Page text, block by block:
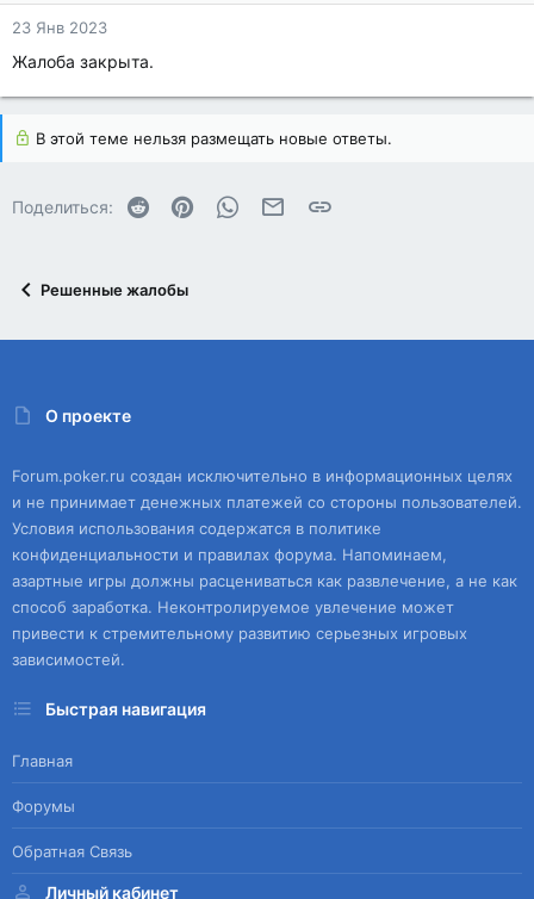
23 Янв 2023
Жалоба закрыта.
В этой теме нельзя размещать новые ответы.
Поделиться: Reddit PinterestWhatsAppЭлектронная почта
Ссылка
Решенные жалобы
О проекте
Forum.poker.ru создан исключительно в информационных целях
и не принимает денежных платежей со стороны пользователей.
Условия использования содержатся в политике
конфиденциальности и правилах форума. Напоминаем,
азартные игры должны расцениваться как развлечение, а не как
способ заработка. Неконтролируемое увлечение может
привести к стремительному развитию серьезных игровых
зависимостей.
Быстрая навигация
Главная
Форумы
Обратная Связь
Личный кабинет